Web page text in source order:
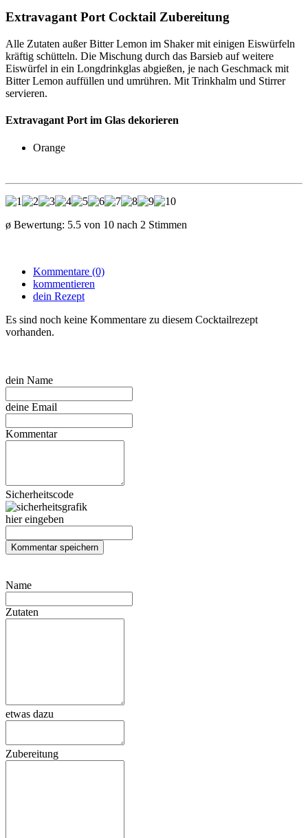
Extravagant Port Cocktail Zubereitung
Alle Zutaten außer Bitter Lemon im Shaker mit einigen Eiswürfeln
kräftig schütteln. Die Mischung durch das Barsieb auf weitere
Eiswürfel in ein Longdrinkglas abgießen, je nach Geschmack mit
Bitter Lemon auffüllen und umrühren. Mit Trinkhalm und Stirrer
servieren.
Extravagant Port im Glas dekorieren
Orange
ø Bewertung: 5.5 von 10 nach 2 Stimmen
Kommentare (0)
kommentieren
dein Rezept
Es sind noch keine Kommentare zu diesem Cocktailrezept
vorhanden.
dein Name
deine Email
Kommentar
Sicherheitscode
hier eingeben
Name
Zutaten
etwas dazu
Zubereitung